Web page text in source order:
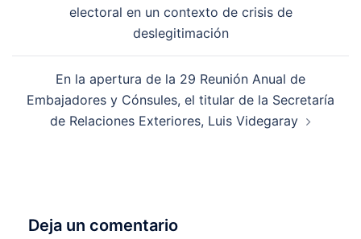
electoral en un contexto de crisis de
deslegitimación
En la apertura de la 29 Reunión Anual de
Embajadores y Cónsules, el titular de la Secretaría
de Relaciones Exteriores, Luis Videgaray
Deja un comentario